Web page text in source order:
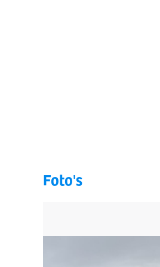
Foto's